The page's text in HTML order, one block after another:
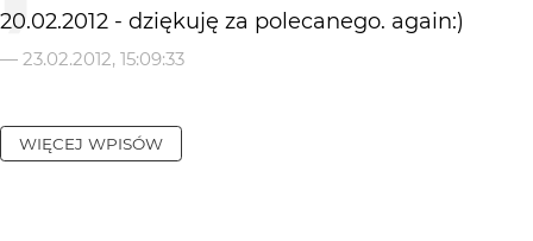
20.02.2012 - dziękuję za polecanego. again:)
— 23.02.2012, 15:09:33
WIĘCEJ WPISÓW